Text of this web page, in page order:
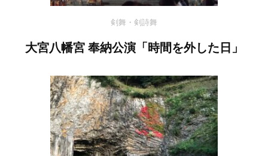
剣舞・剣詩舞
大宮八幡宮 奉納公演「時間を外した日」